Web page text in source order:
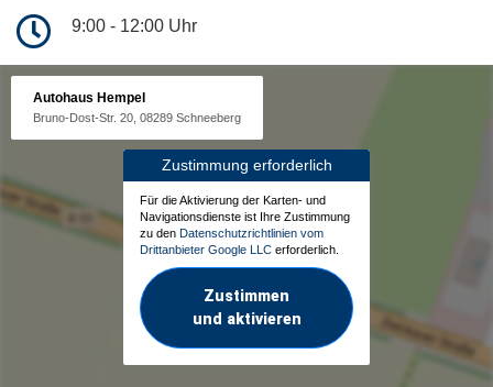
9:00 - 12:00 Uhr
Autohaus Hempel
Bruno-Dost-Str. 20, 08289 Schneeberg
Zustimmung erforderlich
Für die Aktivierung der Karten- und
Navigationsdienste ist Ihre Zustimmung
zu den Datenschutzrichtlinien vom
Drittanbieter Google LLC erforderlich.
Zustimmen
und aktivieren